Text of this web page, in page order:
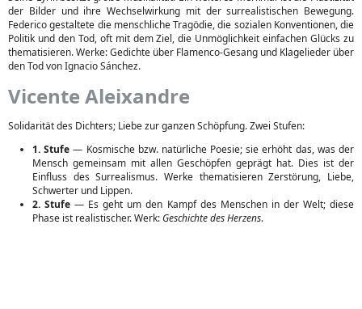
der Bilder und ihre Wechselwirkung mit der surrealistischen Bewegung.
Federico gestaltete die menschliche Tragödie, die sozialen Konventionen, die
Politik und den Tod, oft mit dem Ziel, die Unmöglichkeit einfachen Glücks zu
thematisieren. Werke: Gedichte über Flamenco-Gesang und Klagelieder über
den Tod von Ignacio Sánchez.
Vicente Aleixandre
Solidarität des Dichters; Liebe zur ganzen Schöpfung. Zwei Stufen:
1. Stufe — Kosmische bzw. natürliche Poesie; sie erhöht das, was der
Mensch gemeinsam mit allen Geschöpfen geprägt hat. Dies ist der
Einfluss des Surrealismus. Werke thematisieren Zerstörung, Liebe,
Schwerter und Lippen.
2. Stufe — Es geht um den Kampf des Menschen in der Welt; diese
Phase ist realistischer. Werk:Geschichte des Herzens.